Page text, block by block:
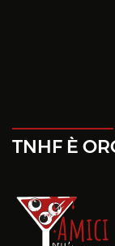
TNHF È